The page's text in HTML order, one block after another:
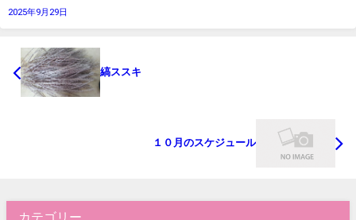
2025年9月29日
縞ススキ
１０月のスケジュール